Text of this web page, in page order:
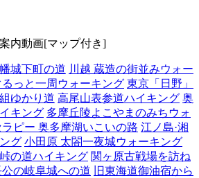
内動画[マップ付き]
城下町の道 川越 蔵造の街並みウォー
っと一周ウォーキング 東京「日野」
ゆかり道 高尾山表参道ハイキング 奥
キング 多摩丘陵よこやまのみちウォ
ピー 奥多摩湖いこいの路 江ノ島·湘
グ 小田原 太閤一夜城ウォーキング
の道ハイキング 関ヶ原古戦場を訪ね
の岐阜城への道
旧東海道御油宿から